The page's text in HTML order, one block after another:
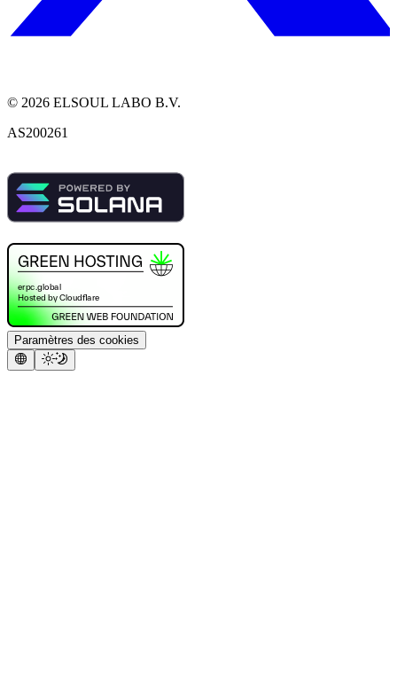
© 2026 ELSOUL LABO B.V.
AS200261
Paramètres des cookies